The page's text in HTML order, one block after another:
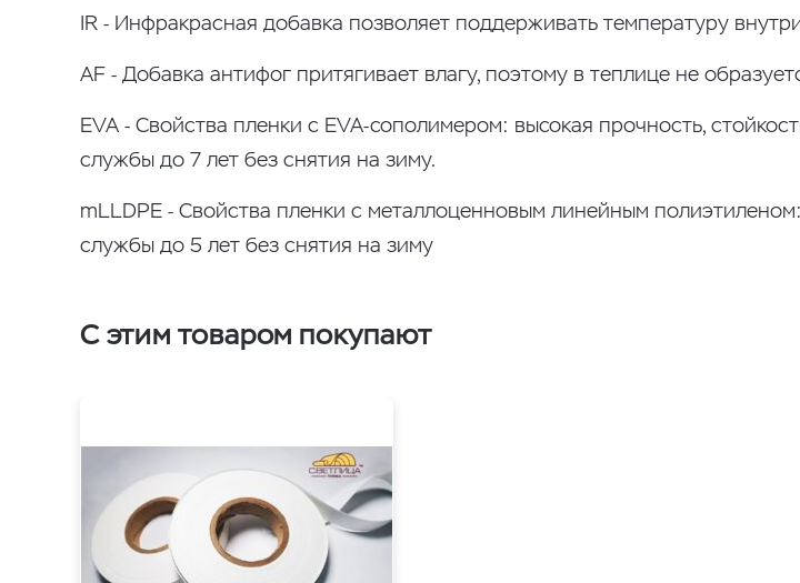
IR - Инфракрасная добавка позволяет поддерживать температуру
AF - Добавка антифог притягивает влагу, поэтому в теплице не
EVA - Свойства пленки с EVA-сополимером: высокая прочность,
службы до 7 лет без снятия на зиму.
mLLDPE - Свойства пленки с металлоценновым линейным
службы до 5 лет без снятия на зиму
С этим товаром покупают